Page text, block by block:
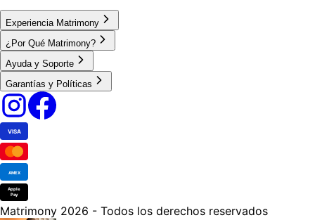
Experiencia Matrimony
¿Por Qué Matrimony?
Ayuda y Soporte
Garantías y Políticas
VISA
AMEX
Apple
Pay
Matrimony 2026 - Todos los derechos reservados